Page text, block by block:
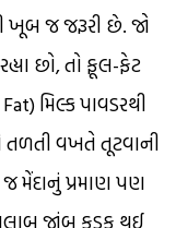
ખૂબ જ જરૂરી છે. જો
છો, તો ફૂલ-ફેટ
મિલ્ક પાવડરથી
વખતે તૂટવાની
મેંદાનું પ્રમાણ પણ
જાંબુ કડક થઈ